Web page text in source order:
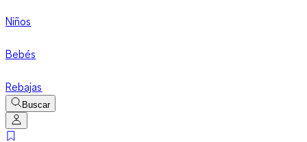
Niños
Bebés
Rebajas
Buscar